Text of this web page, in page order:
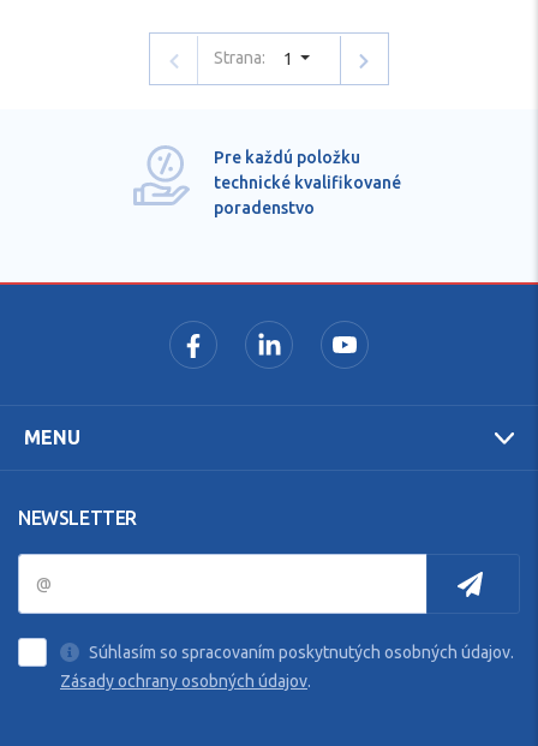
Strana: 1
Pre každú položku
technické kvalifikované
poradenstvo
MENU
NEWSLETTER
Súhlasím so spracovaním poskytnutých osobných údajov.
Zásady ochrany osobných údajov.